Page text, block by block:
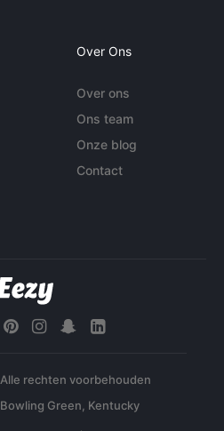
Over Ons
Over ons
Ons team
Onze blog
Contact
rechten voorbehouden